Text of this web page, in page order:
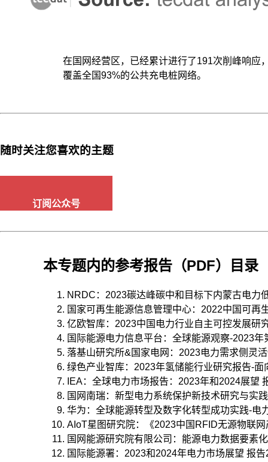
在国网经营区，已经累计进行了191次削峰响应
覆盖全国93%的公共充电桩网络。
随时关注您喜欢的主题
订阅公众号
本专题内的参考报告（PDF）目录
NRDC：2023碳达峰碳中和目标下内蒙古电力
国家可再生能源信息管理中心：2022中国可再
亿欧智库：2023中国电力行业自主可控发展研
国际能源电力信息平台：全球能源观察-2023
落基山研究所&国家电网：2023电力需求侧灵
绿色产业智库：2023年氢储能行业研究报告-
IEA：全球电力市场报告：2023年和2024展望
国网南瑞：新型电力系统保护新技术研究与实
华为：全球能源转型及数字化转型成功实践-电
AIoT星图研究院：《2023中国RFID无源物联
国网能源研究院有限公司：能源电力数据要素
国际能源署：2023和2024年电力市场展望 报